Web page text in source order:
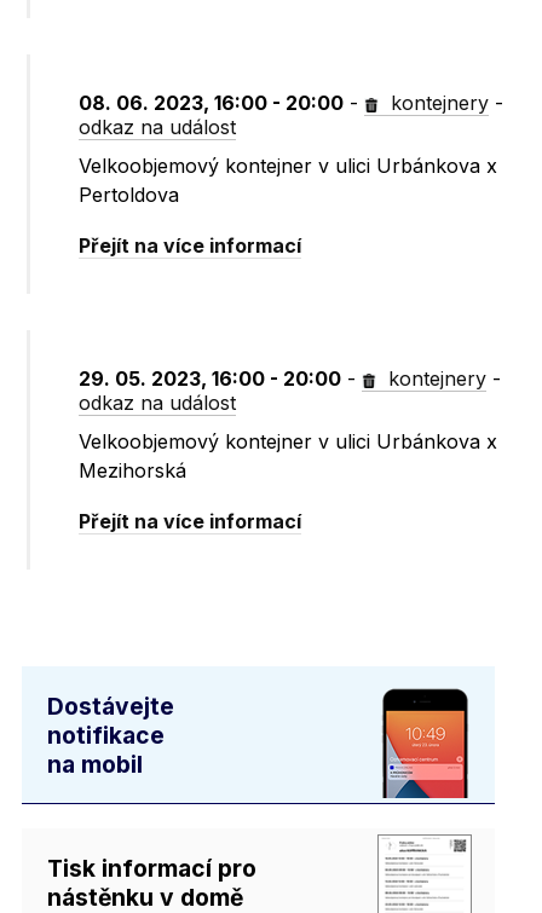
08. 06. 2023, 16:00 - 20:00 - kontejnery -
odkaz na událost
Velkoobjemový kontejner v ulici Urbánkova x
Pertoldova
Přejít na více informací
29. 05. 2023, 16:00 - 20:00 - kontejnery -
odkaz na událost
Velkoobjemový kontejner v ulici Urbánkova x
Mezihorská
Přejít na více informací
Dostávejte
notifikace
na mobil
Tisk informací pro
nástěnku v domě